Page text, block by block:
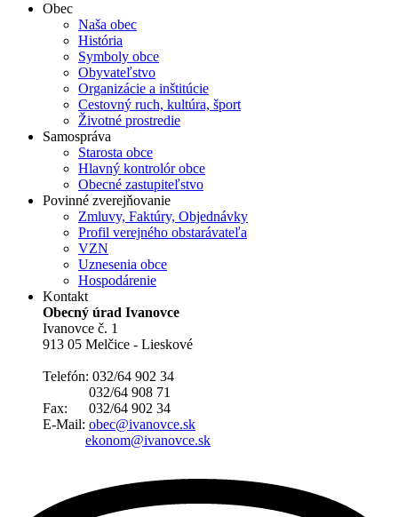
Obec
Naša obec
História
Symboly obce
Obyvateľstvo
Organizácie a inštitúcie
Cestovný ruch, kultúra, šport
Životné prostredie
Samospráva
Starosta obce
Hlavný kontrolór obce
Obecné zastupiteľstvo
Povinné zverejňovanie
Zmluvy, Faktúry, Objednávky
Profil verejného obstarávateľa
VZN
Uznesenia obce
Hospodárenie
Kontakt
Obecný úrad Ivanovce
Ivanovce č. 1
913 05 Melčice - Lieskové
Telefón: 032/64 902 34
032/64 908 71
Fax: 032/64 902 34
E-Mail: obec@ivanovce.sk
ekonom@ivanovce.sk